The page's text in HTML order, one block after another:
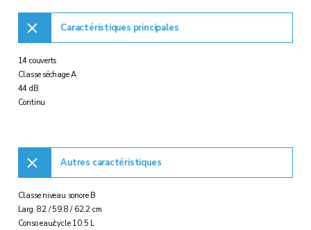
Caractéristiques principales
14 couverts
Classe séchage A
44 dB
Continu
Autres caractéristiques
Classe niveau sonore B
Larg. 82 / 59.8 / 62.2 cm
Conso eau/cycle 10.5 L